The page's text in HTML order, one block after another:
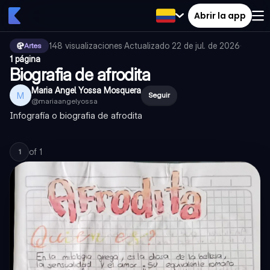
Abrir la app
Artes 148 visualizaciones·Actualizado 22 de jul. de 2026·
1 página
Biografia de afrodita
M Maria Angel Yossa Mosquera
@mariaangelyossa
Seguir
Infografía o biografia de afrodita
1 of 1